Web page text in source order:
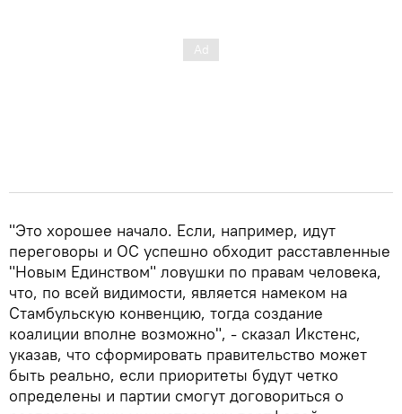
"Это хорошее начало. Если, например, идут
переговоры и ОС успешно обходит расставленные
"Новым Единством" ловушки по правам человека,
что, по всей видимости, является намеком на
Стамбульскую конвенцию, тогда создание
коалиции вполне возможно", - сказал Икстенс,
указав, что сформировать правительство может
быть реально, если приоритеты будут четко
определены и партии смогут договориться о